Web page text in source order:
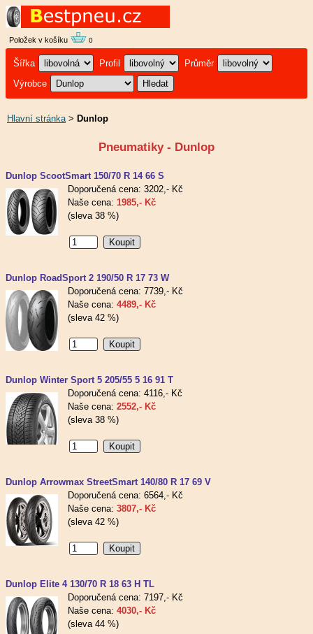
Položek v košíku 0
Šířka Profil
Průměr
Výrobce
Hlavní stránka> Dunlop
Pneumatiky - Dunlop
Dunlop ScootSmart 150/70 R 14 66 S
Doporučená cena: 3202,- Kč
Naše cena: 1985,- Kč
(sleva 38 %)
Dunlop RoadSport 2 190/50 R 17 73 W
Doporučená cena: 7739,- Kč
Naše cena: 4489,- Kč
(sleva 42 %)
Dunlop Winter Sport 5 205/55 5 16 91 T
Doporučená cena: 4116,- Kč
Naše cena: 2552,- Kč
(sleva 38 %)
Dunlop Arrowmax StreetSmart 140/80 R 17 69 V
Doporučená cena: 6564,- Kč
Naše cena: 3807,- Kč
(sleva 42 %)
Dunlop Elite 4 130/70 R 18 63 H TL
Doporučená cena: 7197,- Kč
Naše cena: 4030,- Kč
(sleva 44 %)